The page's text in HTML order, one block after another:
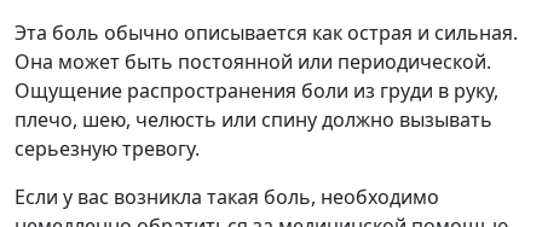
Эта боль обычно описывается как острая и сильная.
Она может быть постоянной или периодической.
Ощущение распространения боли из груди в руку,
плечо, шею, челюсть или спину должно вызывать
серьезную тревогу.
Если у вас возникла такая боль, необходимо